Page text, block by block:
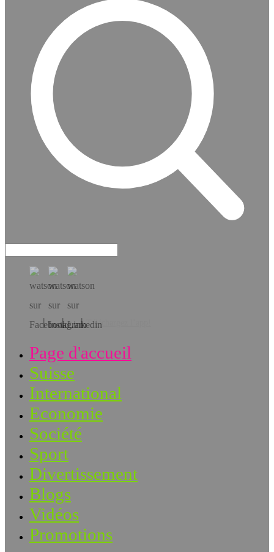
Téléchargez l’app!
Page d'accueil
Suisse
International
Economie
Société
Sport
Divertissement
Blogs
Vidéos
Promotions